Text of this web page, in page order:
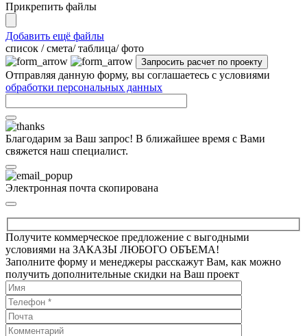
Прикрепить файлы
Добавить ещё файлы
cписок / смета/ таблица/ фото
Отправляя данную форму, вы соглашаетесь с условиями
обработки персональных данных
Благодарим за Ваш запрос! В ближайшее время с Вами
свяжется наш специалист.
Электронная почта скопирована
Получите коммерческое предложение с выгодными
условиями на ЗАКАЗЫ ЛЮБОГО ОБЪЕМА!
Заполните форму и менеджеры расскажут Вам, как можно
получить дополнительные скидки на Ваш проект